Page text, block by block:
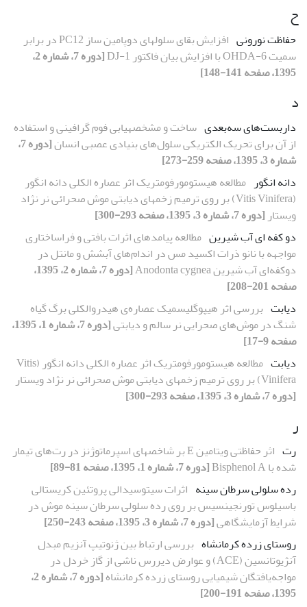
ح
حفاظت نورونی
افزایش بقای سلول‏های دوپامین ساز PC12 در برابر
سمیت 6-OHDA با افزایش بیان فاکتور DJ-1
[دوره 7، شماره 2،
1395، صفحه 141-148]
د
داربست‌های سه‌بعدی ساخت و مشخصه‏یابی فوم گرافینی و استفاده
از آن برای تحریک الکتریکی سلول‌های بنیادی عصبی انسان
[دوره 7،
شماره 3، 1395، صفحه 259-273]
دانه انگور مطالعه هیستومورفومتریک اثر عصاره الکلی دانه انگور
(Vitis Vinifera) بر روی ترمیم زخم‏های دیابتی موش صحرائی نر نژاد
ویستار [دوره 7، شماره 3، 1395، صفحه 293-300]
دو کفه ای آب شیرین مطالعه پیامدهای اثرات بافتی و فراساختاری
مواجهه با نانو ذرات اکسید مس در اندام‌های آبشش و مانتل در
دوکفه‌ای آب شیرین Anodonta cygnea
[دوره 7، شماره 2، 1395،
صفحه 201-208]
دیابت بررسی اثر هیپوگلیسمیک عصاره‌ی هیدروالکلی برگ گیاه
شنگ در موش‌های صحرایی نر سالم و دیابتی
[دوره 7، شماره 1، 1395،
صفحه 9-17]
دیابت
مطالعه هیستومورفومتریک اثر عصاره الکلی دانه انگور (Vitis
Vinifera) بر روی ترمیم زخم‏های دیابتی موش صحرائی نر نژاد ویستار
[دوره 7، شماره 3، 1395، صفحه 293-300]
ر
رت
اثر حفاظتی ویتامین E بر شاخص‏های اسپرماتوژنز در رت‌های تیمار
شده با Bisphenol A
[دوره 7، شماره 1، 1395، صفحه 81-89]
رده سلولی سرطان سینه اثرات سیتوسیدالی پروتئین کریستالی
باسیلوس تورنجینسیس بر روی رده سلولی سرطان سینه موش در
شرایط آزمایشگاهی[دوره 7، شماره 3، 1395، صفحه 243-250]
روستای زرده کرمانشاه بررسی ارتباط بین ژنوتیپ آنزیم مبدل
آنژیوتانسین (ACE) و عوارض دیررس ناشی از گاز خردل در
مواجه‌‌یافتگان شیمیایی روستای زرده کرمانشاه
[دوره 7، شماره 2،
1395، صفحه 191-200]